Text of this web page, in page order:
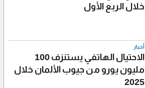
خلال الربع الأول
أخبار
الاحتيال الهاتفي يستنزف 100
مليون يورو من جيوب الألمان خلال
2025